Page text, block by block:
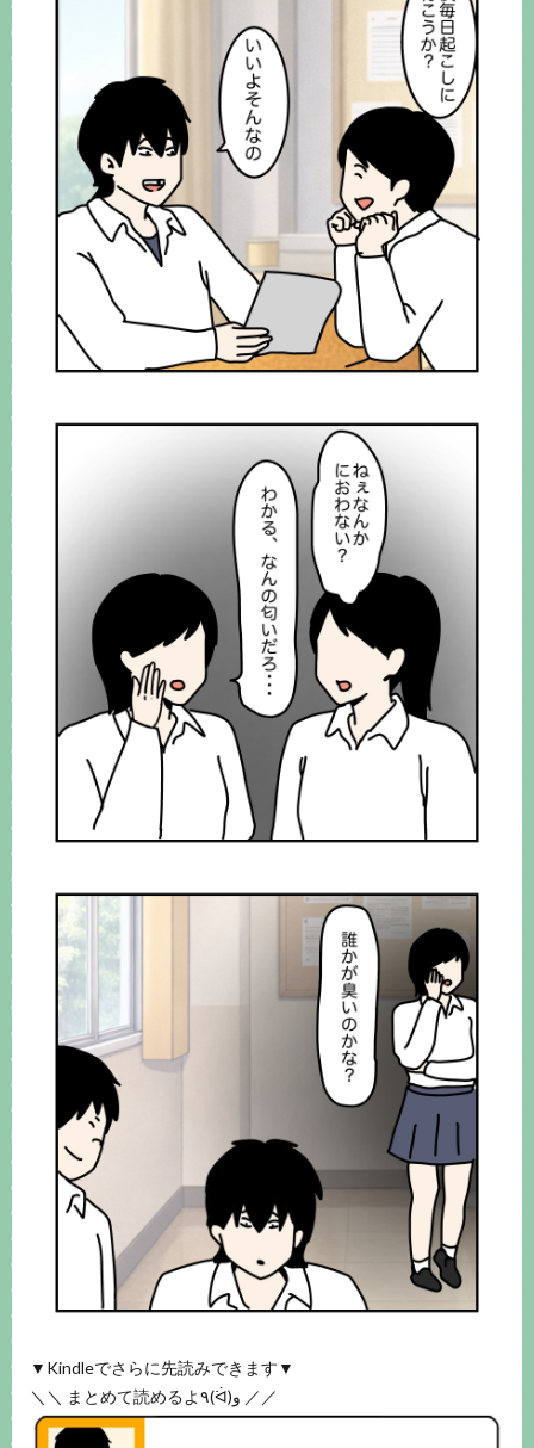
▼Kindleでさらに先読みできます▼
＼＼ まとめて読めるよ٩(ᐛ)و ／／